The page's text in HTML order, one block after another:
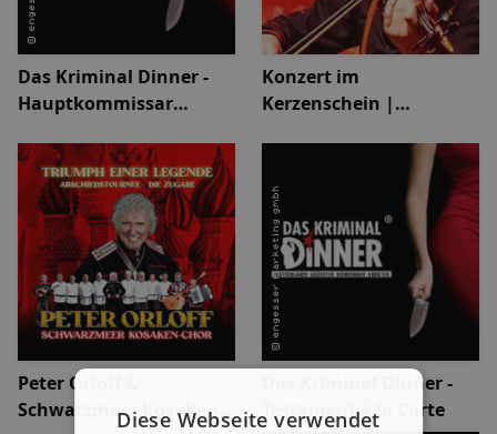
Das Kriminal Dinner -
Hauptkommissar
Konzert im
Kerzenschein |
Peter Orloff &
Schwarzmeer Kosaken
Das Kriminal Dinner -
Testament à la Carte
Diese Webseite verwendet